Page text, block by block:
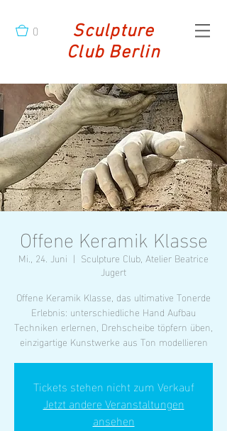
0
Sculpture
Club Berlin
Offene Keramik Klasse
Mi., 24. Juni
  |
Sculpture Club, Atelier Beatrice
Jugert
Offene Keramik Klasse, das ultimative Tonerde
Erlebnis: unterschiedliche Hand Aufbau
Techniken erlernen, Drehscheibe töpfern üben,
einzigartige Kunstwerke aus Ton modellieren
Tickets stehen nicht zum Verkauf
Jetzt andere Veranstaltungen
ansehen